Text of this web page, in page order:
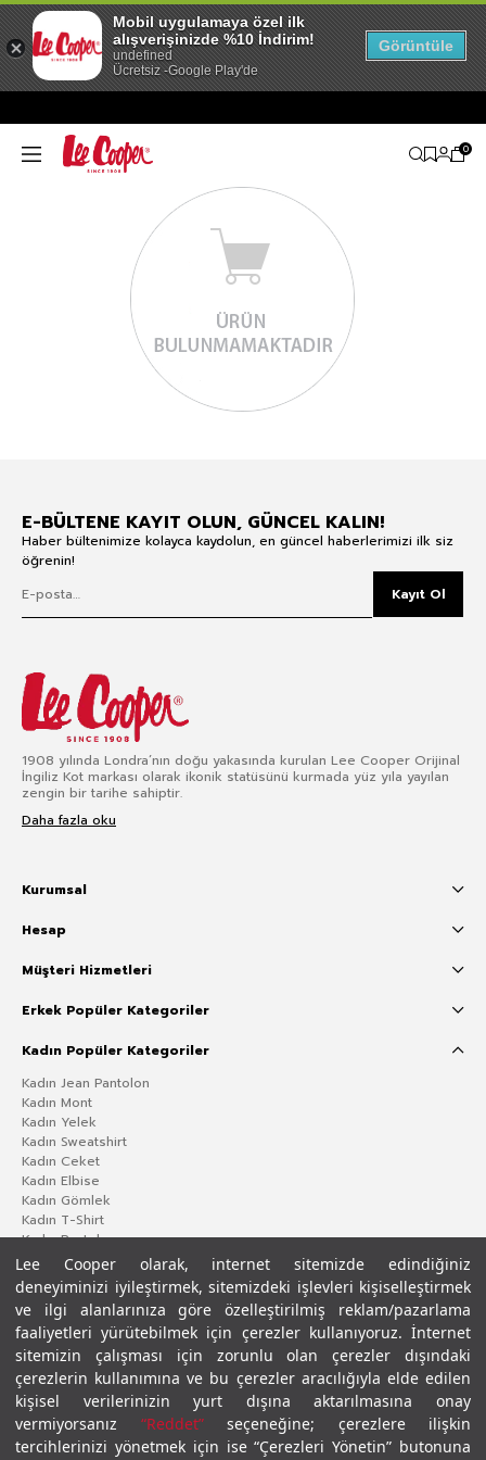
Lee Cooper olarak, internet sitemizde edindiğiniz
deneyiminizi iyileştirmek, sitemizdeki işlevleri kişiselleştirmek
ve ilgi alanlarınıza göre özelleştirilmiş reklam/pazarlama
faaliyetleri yürütebilmek için çerezler kullanıyoruz. İnternet
sitemizin çalışması için zorunlu olan çerezler dışındaki
çerezlerin kullanımına ve bu çerezler aracılığıyla elde edilen
kişisel verilerinizin yurt dışına aktarılmasına onay
vermiyorsanız “Reddet”seçeneğine; çerezlere ilişkin
tercihlerinizi yönetmek için ise “Çerezleri Yönetin” butonuna
0
E-BÜLTENE KAYIT OLUN, GÜNCEL KALIN!
Haber bültenimize kolayca kaydolun, en güncel haberlerimizi ilk siz
öğrenin!
Kayıt Ol
1908 yılında Londra’nın doğu yakasında kurulan Lee Cooper Orijinal
İngiliz Kot markası olarak ikonik statüsünü kurmada yüz yıla yayılan
zengin bir tarihe sahiptir.
Daha fazla oku
Kurumsal
Hesap
Müşteri Hizmetleri
Erkek Popüler Kategoriler
Kadın Popüler Kategoriler
Kadın Jean Pantolon
Kadın Mont
Kadın Yelek
Kadın Sweatshirt
Kadın Ceket
Kadın Elbise
Kadın Gömlek
Kadın T-Shirt
Kadın Pantolon
Gizlilik PolitikasıÇerez PolitikasıKVKK Aydınlatma MetniŞartlar ve Koşullar
Mobil uygulamaya özel ilk
alışverişinizde %10 İndirim!
undefined
Ücretsiz -Google Play'de
Görüntüle